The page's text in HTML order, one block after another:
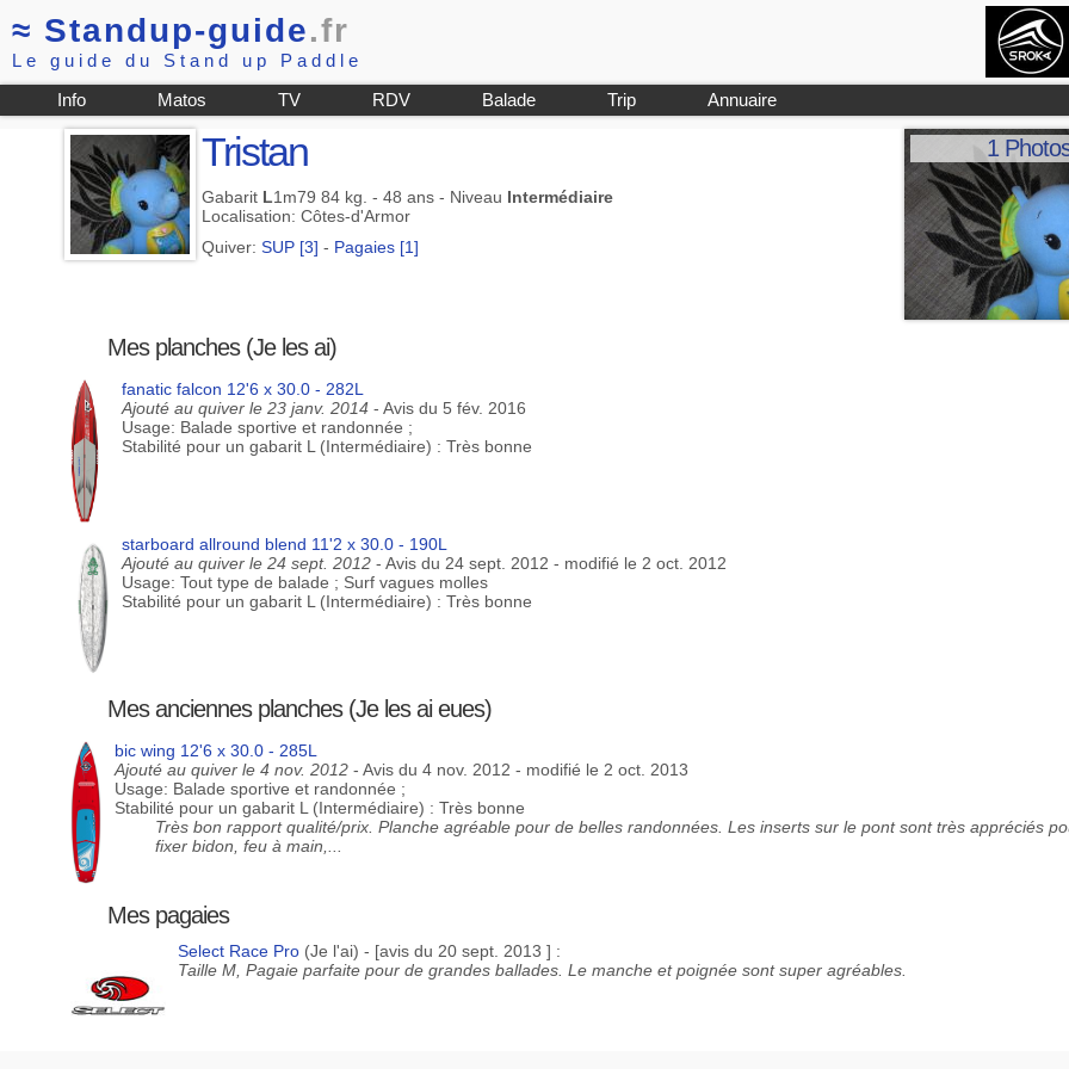
≈ Standup-guide.fr
Le guide du Stand up Paddle
Info
Matos TV RDV Balade Trip Annuaire
1
Tristan
Gabarit L1m79 84 kg. - 48 ans - Niveau Intermédiaire
Localisation: Côtes-d'Armor
Quiver: SUP [3] - Pagaies [1]
Mes planches (Je les ai)
fanatic falcon 12'6 x 30.0 - 282L
Ajouté au quiver le 23 janv. 2014 - Avis du 5 fév. 2016
Usage: Balade sportive et randonnée ;
Stabilité pour un gabarit L (Intermédiaire) : Très bonne
starboard allround blend 11'2 x 30.0 - 190L
Ajouté au quiver le 24 sept. 2012 - Avis du 24 sept. 2012 - modifié le 2 oct. 2012
Usage: Tout type de balade ; Surf vagues molles
Stabilité pour un gabarit L (Intermédiaire) : Très bonne
Mes anciennes planches (Je les ai eues)
bic wing 12'6 x 30.0 - 285L
Ajouté au quiver le 4 nov. 2012 - Avis du 4 nov. 2012 - modifié le 2 oct. 2013
Usage: Balade sportive et randonnée ;
Stabilité pour un gabarit L (Intermédiaire) : Très bonne
Très bon rapport qualité/prix. Planche agréable pour de belles randonnées. Les inserts sur le pont sont très appréciés
fixer bidon, feu à main,...
Mes pagaies
Select Race Pro(Je l'ai) - [avis du 20 sept. 2013 ] :
Taille M, Pagaie parfaite pour de grandes ballades. Le manche et poignée sont super agréables.